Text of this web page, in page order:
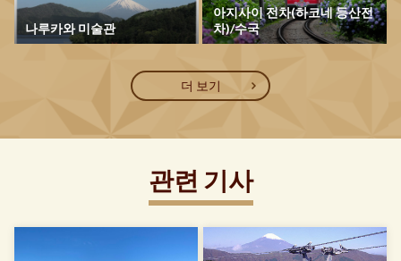
나루카와 미술관
아지사이 전차(하코네 등산전
차)/수국
더 보기
관련 기사